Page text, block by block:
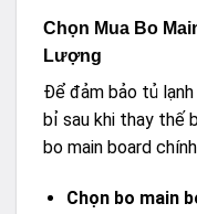
Chọn Mua Bo
Lượng
Để đảm bảo tủ
bỉ sau khi thay thế
bo main board
Chọn bo main